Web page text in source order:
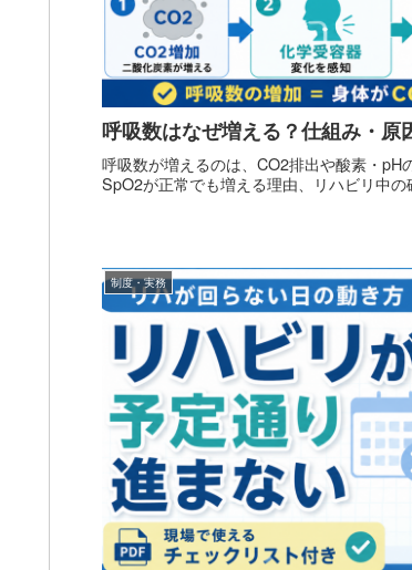
呼吸数はなぜ増える？仕組み・原
呼吸数が増えるのは、CO2排出や酸素・pH
SpO2が正常でも増える理由、リハビリ中の
制度・実務